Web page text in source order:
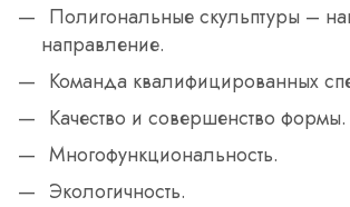
Полигональные скульптуры –
направление.
Команда квалифицированных
Качество и совершенство формы.
Многофункциональность.
Экологичность.